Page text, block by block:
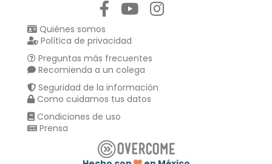
Quiénes somos
Política de privacidad
Preguntas más frecuentes
Recomienda a un colega
Seguridad de la información
Como cuidamos tus datos
Condiciones de uso
Prensa